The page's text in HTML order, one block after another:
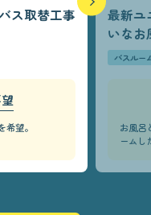
ス取替工事
希望。
最新ユ
いなお
バスルー
お風呂
ームし